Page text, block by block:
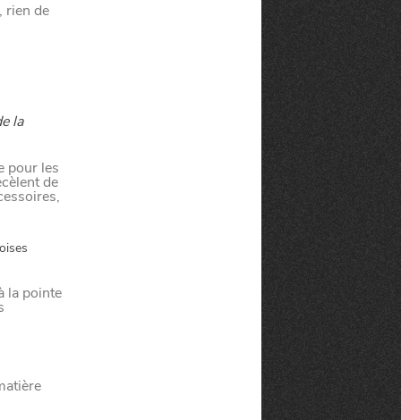
rien de
la
pour les
de
la pointe